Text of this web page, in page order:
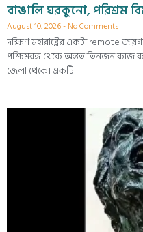
বাঙালি ঘরকুনো, পরিশ্রম
August 10, 2026 No Comments
দক্ষিণ মহারাষ্ট্রের একটা remote
পশ্চিমবঙ্গ থেকে অন্তত তিনজন কাজ
জেলা থেকে। একটি